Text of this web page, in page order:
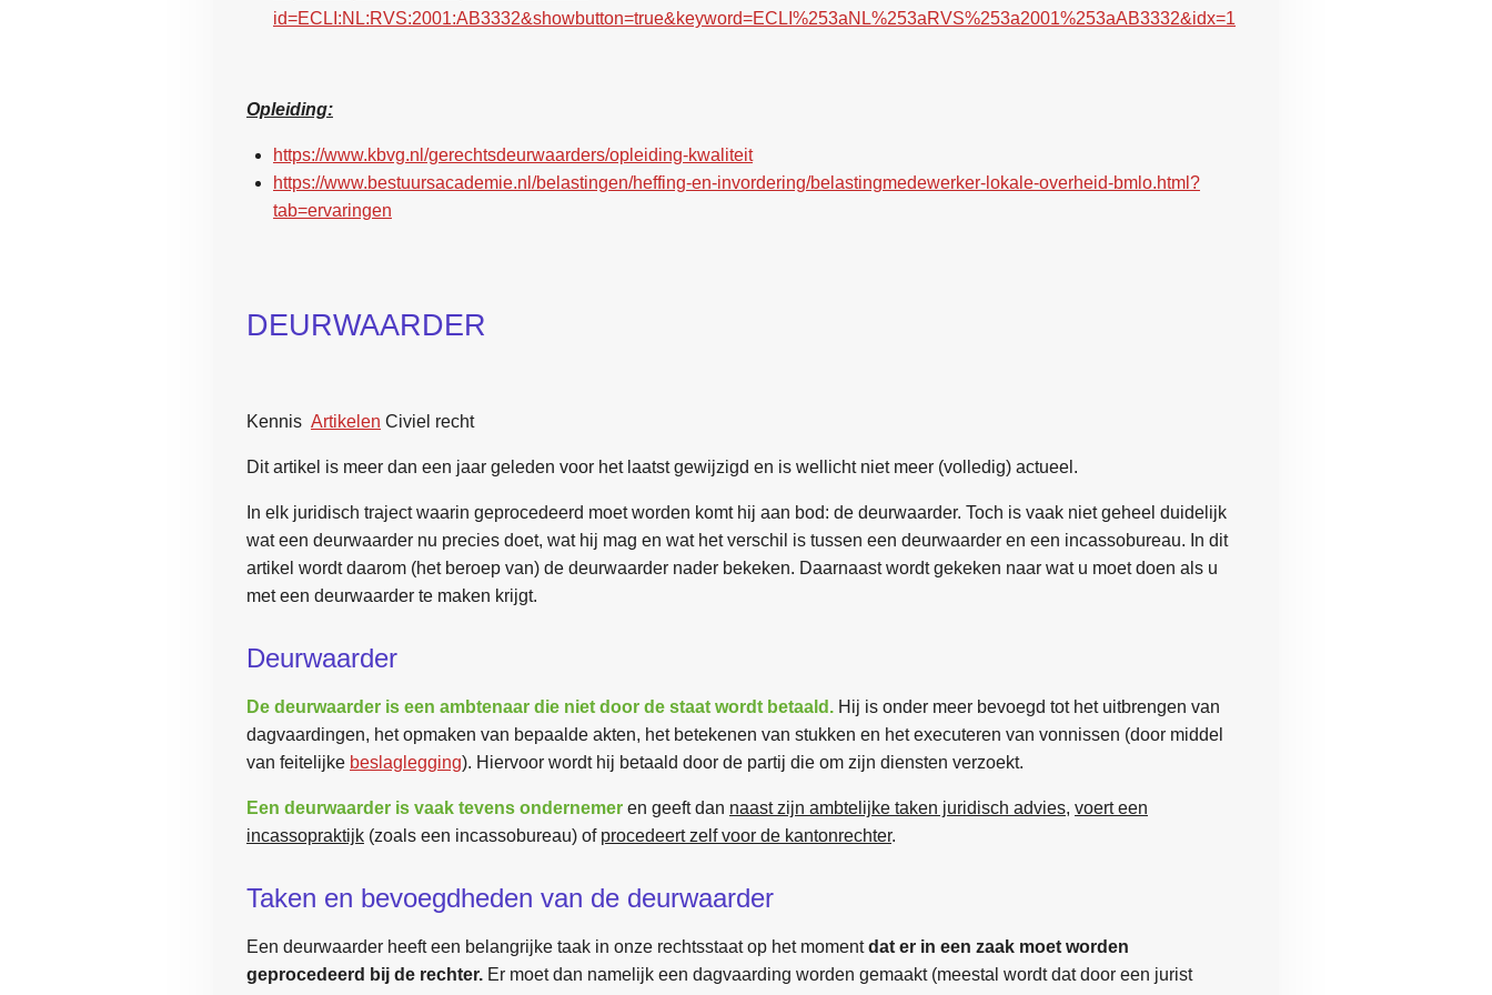
id=ECLI:NL:RVS:2001:AB3332&showbutton=true&keyword=ECLI%253aNL%253aRVS%253a2001%253aAB3332&idx=1
Opleiding:
https://www.kbvg.nl/gerechtsdeurwaarders/opleiding-kwaliteit
https://www.bestuursacademie.nl/belastingen/heffing-en-invordering/belastingmedewerker-lokale-overheid-bmlo.html?
tab=ervaringen
DEURWAARDER
Kennis Artikelen Civiel recht
Dit artikel is meer dan een jaar geleden voor het laatst gewijzigd en is wellicht niet meer (volledig) actueel.
In elk juridisch traject waarin geprocedeerd moet worden komt hij aan bod: de deurwaarder. Toch is vaak niet geheel duidelijk
wat een deurwaarder nu precies doet, wat hij mag en wat het verschil is tussen een deurwaarder en een incassobureau. In dit
artikel wordt daarom (het beroep van) de deurwaarder nader bekeken. Daarnaast wordt gekeken naar wat u moet doen als u
met een deurwaarder te maken krijgt.
Deurwaarder
De deurwaarder is een ambtenaar die niet door de staat wordt betaald. Hij is onder meer bevoegd tot het uitbrengen van
dagvaardingen, het opmaken van bepaalde akten, het betekenen van stukken en het executeren van vonnissen (door middel
van feitelijke beslaglegging). Hiervoor wordt hij betaald door de partij die om zijn diensten verzoekt.
Een deurwaarder is vaak tevens ondernemer en geeft dan naast zijn ambtelijke taken juridisch advies, voert een
incassopraktijk (zoals een incassobureau) of procedeert zelf voor de kantonrechter.
Taken en bevoegdheden van de deurwaarder
Een deurwaarder heeft een belangrijke taak in onze rechtsstaat op het momentdat er in een zaak moet worden
geprocedeerd bij de rechter. Er moet dan namelijk een dagvaarding worden gemaakt (meestal wordt dat door een jurist